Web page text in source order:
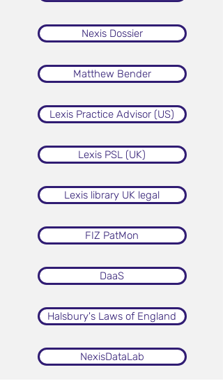
Nexis Dossier
Matthew Bender
Lexis Practice Advisor (US)
Lexis PSL (UK)
Lexis library UK legal
FIZ PatMon
DaaS
Halsbury's Laws of England
NexisDataLab